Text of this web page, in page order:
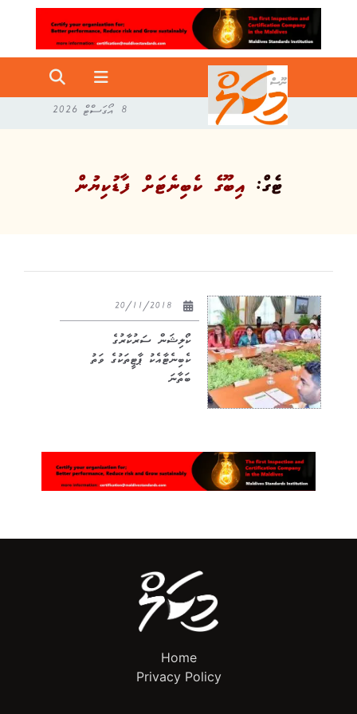
8 އޯގަސްޓް 2026
ޓެގް: އިބޫގެ ކެބިނެޓަށް ފާޑުކިޔުން
ކޯލިޝަން ސަރުކާރުގެ
ކެބިނެޓާއެކު ޕާޓީތަކުގެ ވަތު
ބަތާނަ
Home
Privacy Policy